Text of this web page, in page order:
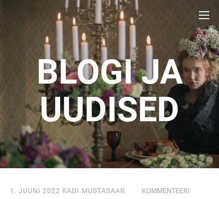
BLOGI JA
UUDISED
1. JUUNI 2022 KADI.MUSTASAAR KOMMENTEERI